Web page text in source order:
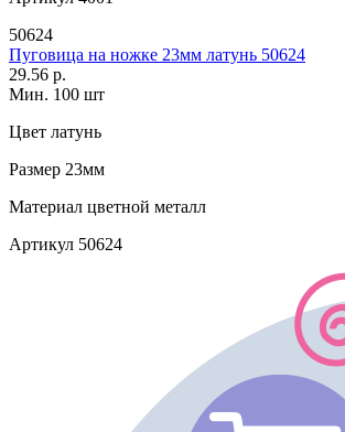
50624
Пуговица на ножке 23мм латунь 50624
29.56 р.
Мин. 100 шт
Цвет латунь
Размер 23мм
Материал цветной металл
Артикул 50624